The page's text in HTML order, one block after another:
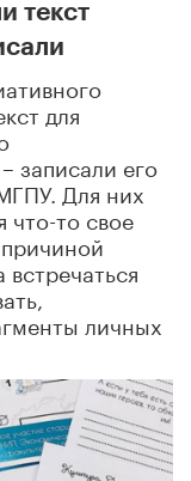
текст
для
записали его
Для них
что-то свое
личных